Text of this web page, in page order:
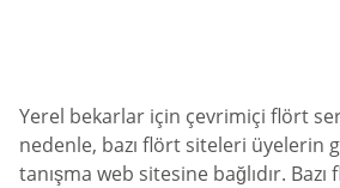
Yerel bekarlar için çevrimiçi flört
nedenle, bazı flört siteleri üyelerin
tanışma web sitesine bağlıdır.